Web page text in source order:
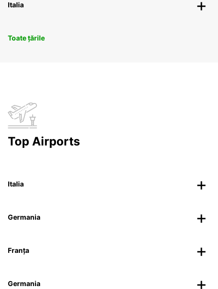
Italia
Toate țările
Top Airports
Italia
Germania
Franța
Germania